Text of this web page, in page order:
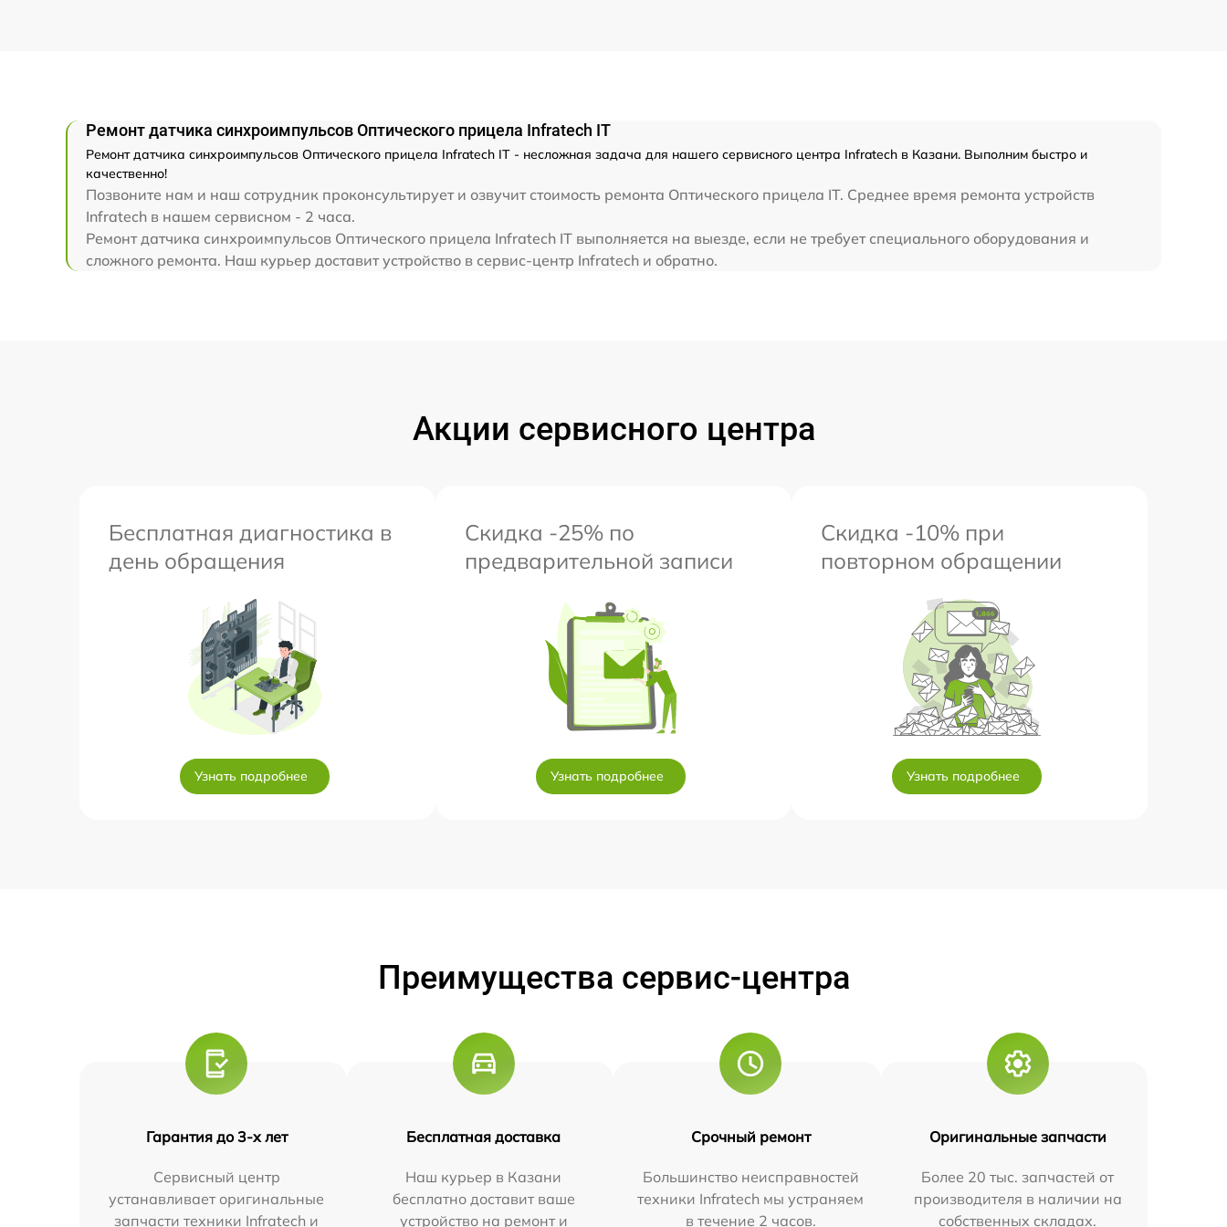
Ремонт датчика синхроимпульсов Оптического прицела Infratech IT
Ремонт датчика синхроимпульсов Оптического прицела Infratech IT - несложная задача для нашего сервисного центра Infratech в Казани. Выполним быстро и
качественно!
Позвоните нам и наш сотрудник проконсультирует и озвучит стоимость ремонта Оптического прицела IT. Среднее время ремонта устройств
Infratech в нашем сервисном - 2 часа.
Ремонт датчика синхроимпульсов Оптического прицела Infratech IT выполняется на выезде, если не требует специального оборудования и
сложного ремонта. Наш курьер доставит устройство в сервис-центр Infratech и обратно.
Акции сервисного центра
Бесплатная диагностика в
день обращения
Узнать подробнее
Скидка -25% по
предварительной записи
Узнать подробнее
Скидка -10% при
повторном обращении
Узнать подробнее
Преимущества сервис-центра
Гарантия до 3-х лет
Сервисный центр
устанавливает оригинальные
запчасти техники Infratech и
Бесплатная доставка
Наш курьер в Казани
бесплатно доставит ваше
устройство на ремонт и
Срочный ремонт
Большинство неисправностей
техники Infratech мы устраняем
в течение 2 часов.
Оригинальные запчасти
Более 20 тыс. запчастей от
производителя в наличии на
собственных складах.